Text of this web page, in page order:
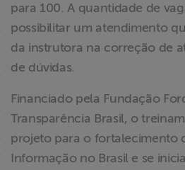
>> Conteúdo
exclusivo para
associados
Assine a nossa
newsletter
para 100. A quantidade de
possibilitar um atendimento
da instrutora na correção de
de dúvidas.
Financiado pela Fundação
Transparência Brasil, o
projeto para o fortalecimento
Informação no Brasil e se